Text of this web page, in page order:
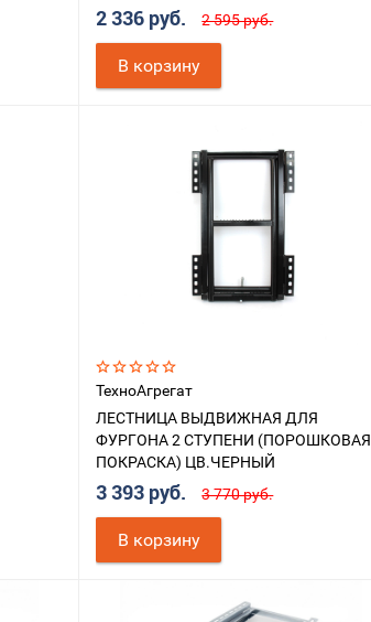
2 336 руб. 2 595 руб.
В корзину
ТехноАгрегат
ЛЕСТНИЦА ВЫДВИЖНАЯ ДЛЯ
ФУРГОНА 2 СТУПЕНИ (ПОРОШКОВАЯ
ПОКРАСКА) ЦВ.ЧЕРНЫЙ
3 393 руб. 3 770 руб.
В корзину